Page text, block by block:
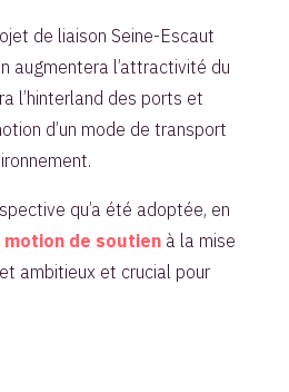
de liaison Seine-Escaut
augmentera l’attractivité du
l’hinterland des ports et
d’un mode de transport
qu’a été adoptée, en
motion de soutienà la mise
ambitieux et crucial pour